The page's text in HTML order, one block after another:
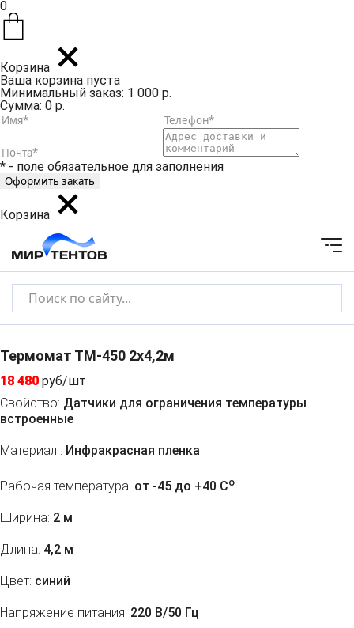
0
Корзина
Ваша корзина пуста
Минимальный заказ: 1 000 р.
Сумма: 0 р.
* - поле обязательное для заполнения
Корзина
Термомат ТМ-450 2x4,2м
18 480 руб/шт
Свойство: Датчики для ограничения температуры
встроенные
Материал : Инфракрасная пленка
Рабочая температура: от -45 до +40 Co
Ширина: 2 м
Длина: 4,2 м
Цвет: синий
Напряжение питания: 220 В/50 Гц